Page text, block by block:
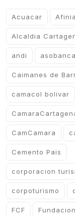
Acuacar Afinia
Alcaldia
andi
Caimanes de
camacol bolivar
CamCamara
Cemento Pais
corporacion
corpoturismo
FCF